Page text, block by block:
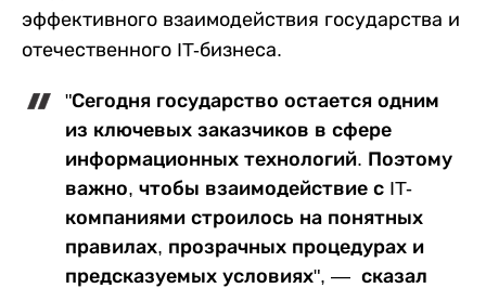
эффективного взаимодействия государства и
отечественного IT-бизнеса.
"Сегодня государство остается одним
из ключевых заказчиков в сфере
информационных технологий. Поэтому
важно, чтобы взаимодействие с IT-
компаниями строилось на понятных
правилах, прозрачных процедурах и
предсказуемых условиях", — сказал